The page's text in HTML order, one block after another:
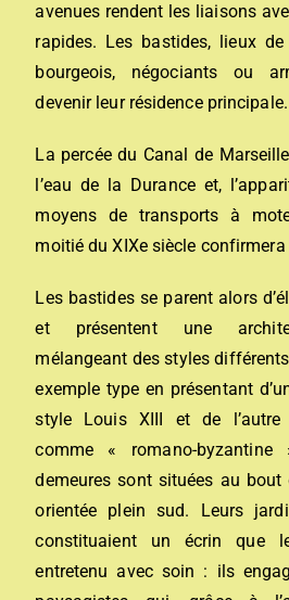
avenues rendent les liaisons
rapides. Les bastides, lieux
bourgeois, négociants ou
devenir leur résidence principale.
La percée du Canal de
l’eau de la Durance et,
moyens de transports à
moitié du XIXe siècle
Les bastides se parent alors
et présentent une
mélangeant des styles
exemple type en présentant
style Louis XIII et de l’autre
comme « romano-
demeures sont situées au bout
orientée plein sud. Leurs
constituaient un écrin que
entretenu avec soin : ils